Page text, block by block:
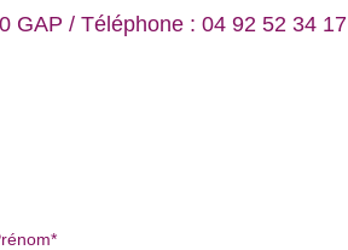
GAP / Téléphone : 04 92 52 34 17